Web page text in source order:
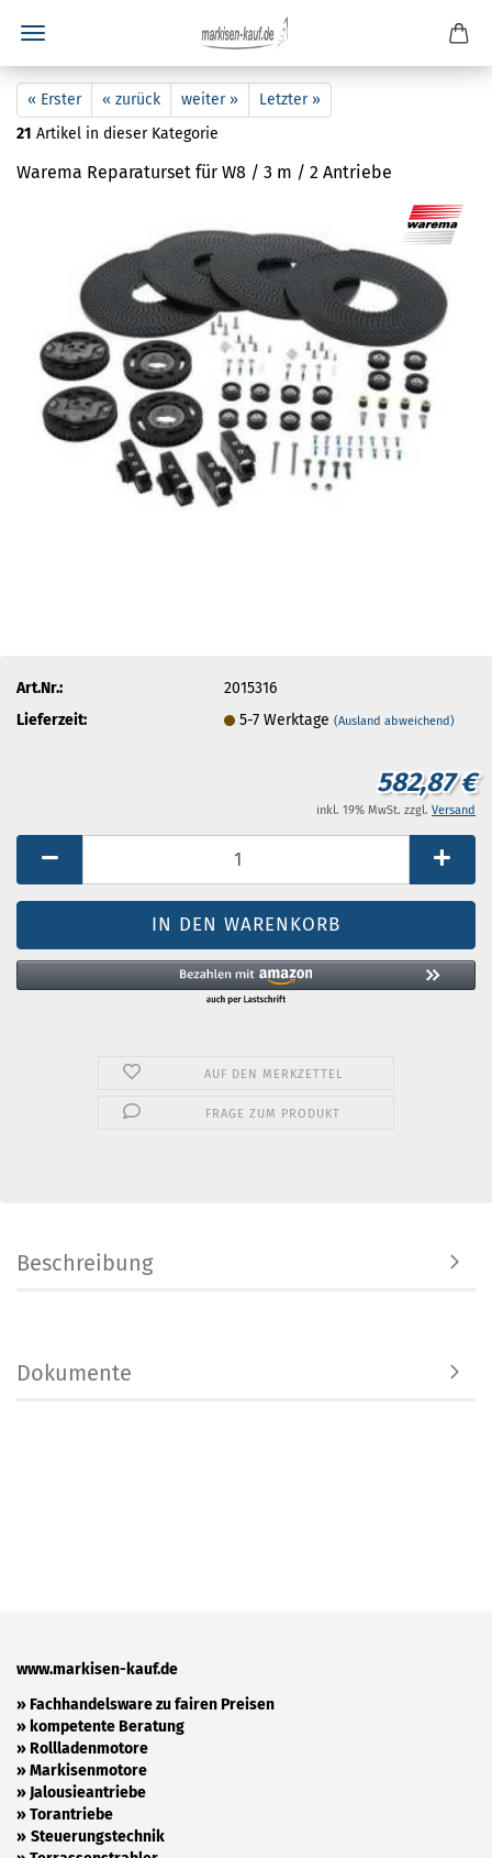
« Erster « zurück weiter »
Letzter »
21 Artikel in dieser Kategorie
Warema Reparaturset für W8 / 3 m / 2 Antriebe
Art.Nr.:
2015316
Lieferzeit:
5-7 Werktage(Ausland abweichend)
582,87 €
inkl. 19% MwSt. zzgl. Versand
AUF DEN MERKZETTEL
FRAGE ZUM PRODUKT
Beschreibung
Dokumente
www.markisen-kauf.de
» Fachhandelsware zu fairen Preisen
» kompetente Beratung
» Rollladenmotore
»Markisenmotore
» Jalousieantriebe
»Torantriebe
» Steuerungstechnik